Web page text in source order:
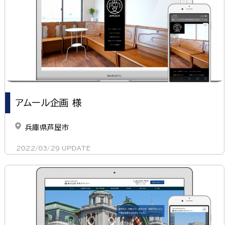
アムール企画 様
兵庫県芦屋市
2022/03/29 UPDATE